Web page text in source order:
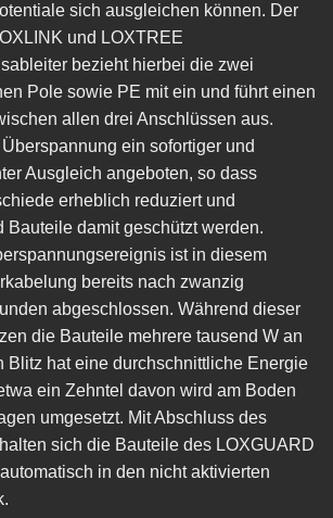
sich ausgleichen können. Der
und LOXTREE
bezieht hierbei die zwei
Pole sowie PE mit ein und führt einen
allen drei Anschlüssen aus.
ein sofortiger und
Ausgleich angeboten, so dass
erheblich reduziert und
Bauteile damit geschützt werden.
ist in diesem
bereits nach zwanzig
abgeschlossen. Während dieser
die Bauteile mehrere tausend W an
Blitz hat eine durchschnittliche Energie
ein Zehntel davon wird am Boden
umgesetzt. Mit Abschluss des
sich die Bauteile des LOXGUARD
in den nicht aktivierten